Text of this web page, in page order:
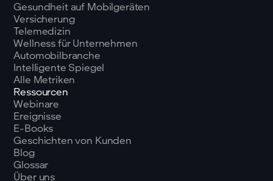
Gesundheit auf Mobilgeräten
Versicherung
Telemedizin
Wellness für Unternehmen
Automobilbranche
Intelligente Spiegel
Alle Metriken
Ressourcen
Webinare
Ereignisse
E-Books
Geschichten von Kunden
Blog
Glossar
Über uns